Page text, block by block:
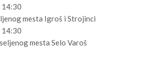
14:30
mesta Igroš i Strojinci
14:30
mesta Selo Varoš